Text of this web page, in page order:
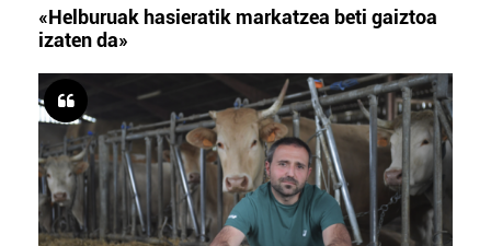
«Helburuak hasieratik markatzea beti gaiztoa
izaten da»